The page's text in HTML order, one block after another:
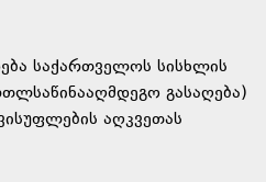
საქართველოს სისხლის
გასაღება)
აღკვეთას